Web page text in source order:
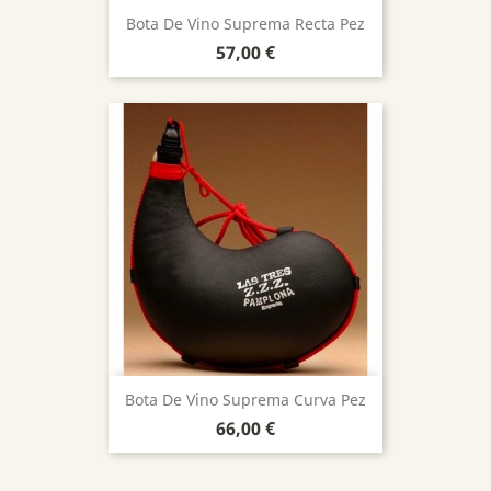
Bota De Vino Suprema Recta Pez
Precio
57,00 €
Bota De Vino Suprema Curva Pez
Precio
66,00 €